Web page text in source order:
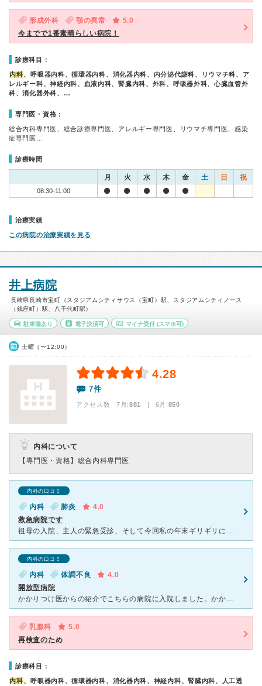
形成外科 顎の異常
5.0
今までで1番素晴らしい病院！
診療科目：
内科、呼吸器内科、循環器内科、消化器内科、内分泌代謝科、リウマチ科、ア
レルギー科、神経内科、血液内科、腎臓内科、外科、呼吸器外科、心臓血管外
科、消化器外科、…
専門医・資格：
総合内科専門医、総合診療専門医、アレルギー専門医、リウマチ専門医、感染
症専門医…
診療時間
月 火 水 木 金 土 日 祝
08:30-11:00
治療実績
この病院の治療実績を見る
井上病院
長崎県長崎市宝町（スタジアムシティサウス（宝町）駅、スタジアムシティノース
（銭座町）駅、八千代町駅）
駐車場あり 電子決済可 マイナ受付 (スマホ可)
土曜（〜12:00）
4.28
7件
アクセス数 7月:881 | 6月:850
内科について
【専門医・資格】 総合内科専門医
内科の口コミ
内科 肺炎
4.0
救急病院です
祖母の入院、主人の緊急受診、そして今回私の年末ギリギリに発症した肺炎の治療で通院致しました。基本、紹介状持参や救急車からの受診になり私は紹介状を持って診察していただきました。肺炎で点滴治療中にかかりつ
内科の口コミ
内科 体調不良
4.0
開放型病院
かかりつけ医からの紹介でこちらの病院に入院しました。かかりつけの先生から病気の状況を井上病気の先生へ情報を提供することで、充実した医療が受けられます。長崎で初めて開放型病院として県から認可を受けたと病
乳腺科
5.0
再検査のため
診療科目：
内科、呼吸器内科、循環器内科、消化器内科、神経内科、腎臓内科、人工透